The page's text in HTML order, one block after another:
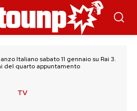
Italiano sabato 11 gennaio su Rai 3.
del quarto appuntamento
TV